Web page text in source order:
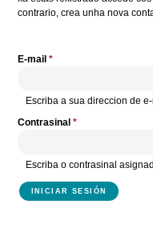
contrario, crea unha nova
E-mail*
Escriba a sua direccion de
Contrasinal*
Escriba o contrasinal